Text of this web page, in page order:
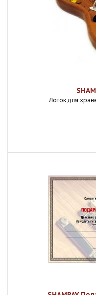
Лоток для